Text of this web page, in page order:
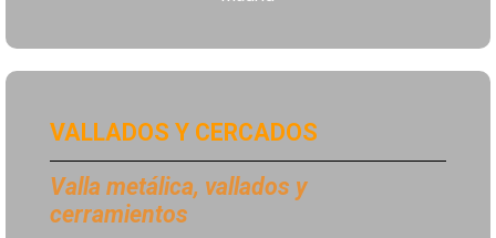
VALLADOS Y CERCADOS
Valla metálica, vallados y
cerramientos